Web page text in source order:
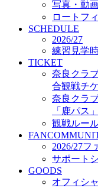
アカデミ
プロジェ
コーチ&ス
ジュニア
ジュニアユ
ユース
練習拠点
SCHOOL
2026/27 パ
パートナー
クラブ理
クラブ情報
サステナ
Web制作
写真・動
ロートフ
SCHEDULE
2026/27
練習見学
TICKET
奈良クラ
合観戦チ
奈良クラ
「鹿パス」
観戦ルー
2026/27フ
サポート
GOODS
オフィシ